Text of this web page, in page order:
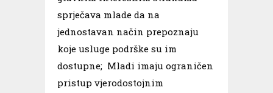
sprječava mlade da na
jednostavan način prepoznaju
koje usluge podrške su im
dostupne; Mladi imaju ograničen
pristup vjerodostojnim